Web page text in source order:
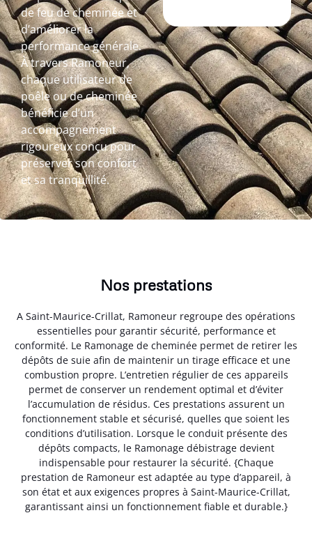
de feu de cheminée et
d’améliorer la
performance générale.
À travers Ramoneur,
chaque utilisateur de
poêle ou de cheminée
bénéficie d’un
accompagnement
rigoureux conçu pour
préserver son confort
et sa tranquillité.
Nos prestations
A Saint-Maurice-Crillat, Ramoneur regroupe des opérations
essentielles pour garantir sécurité, performance et
conformité. Le Ramonage de cheminée permet de retirer les
dépôts de suie afin de maintenir un tirage efficace et une
combustion propre. L’entretien régulier de ces appareils
permet de conserver un rendement optimal et d’éviter
l’accumulation de résidus. Ces prestations assurent un
fonctionnement stable et sécurisé, quelles que soient les
conditions d’utilisation. Lorsque le conduit présente des
dépôts compacts, le Ramonage débistrage devient
indispensable pour restaurer la sécurité. {Chaque
prestation de Ramoneur est adaptée au type d’appareil, à
son état et aux exigences propres à Saint-Maurice-Crillat,
garantissant ainsi un fonctionnement fiable et durable.}